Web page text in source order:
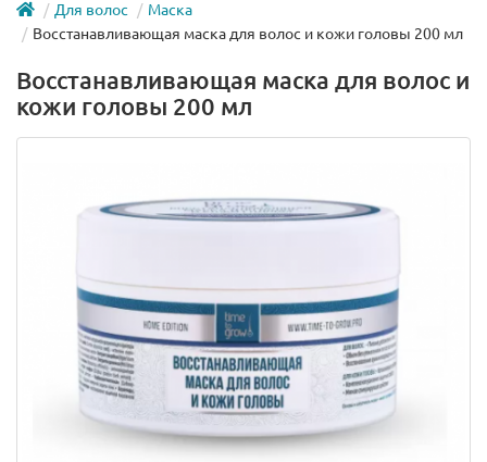
Для волос
Маска
Восстанавливающая маска для волос и кожи головы 200 мл
Восстанавливающая маска для волос и
кожи головы 200 мл